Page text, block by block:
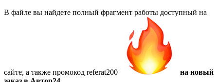
В файле вы найдете полный фрагмент работы доступный на
сайте, а также промокод referat200
на новый